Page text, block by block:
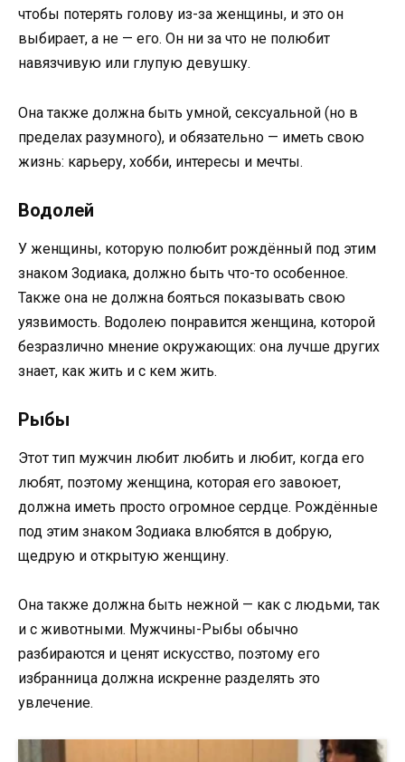
чтобы потерять голову из-за женщины, и это он
выбирает, а не — его. Он ни за что не полюбит
навязчивую или глупую девушку.
Она также должна быть умной, сексуальной (но в
пределах разумного), и обязательно — иметь свою
жизнь: карьеру, хобби, интересы и мечты.
Водолей
У женщины, которую полюбит рождённый под этим
знаком Зодиака, должно быть что-то особенное.
Также она не должна бояться показывать свою
уязвимость. Водолею понравится женщина, которой
безразлично мнение окружающих: она лучше других
знает, как жить и с кем жить.
Рыбы
Этот тип мужчин любит любить и любит, когда его
любят, поэтому женщина, которая его завоюет,
должна иметь просто огромное сердце. Рождённые
под этим знаком Зодиака влюбятся в добрую,
щедрую и открытую женщину.
Она также должна быть нежной — как с людьми, так
и с животными. Мужчины-Рыбы обычно
разбираются и ценят искусство, поэтому его
избранница должна искренне разделять это
увлечение.